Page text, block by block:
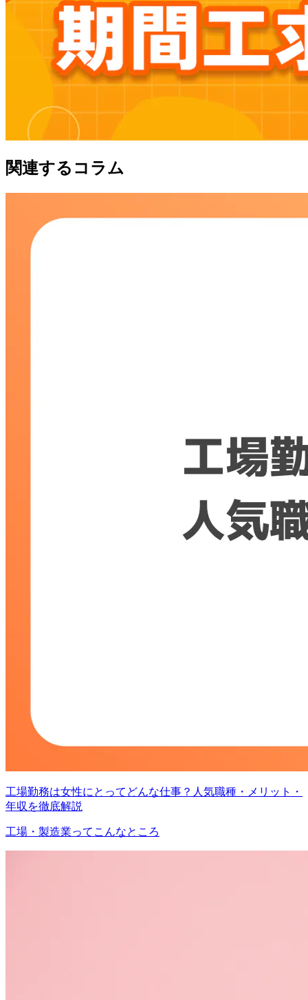
関連するコラム
工場勤務は女性にとってどんな仕事？人気職種・メリット・
年収を徹底解説
工場・製造業ってこんなところ